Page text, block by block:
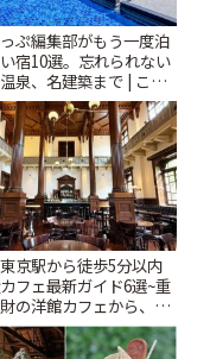
ぷ編集部がもう一度泊
宿10選。忘れられない
泉、名建築まで | こと
京駅から徒歩5分以内
フェ最新ガイド6選~重
の洋館カフェから、改
レトロ喫茶まで~ | こと